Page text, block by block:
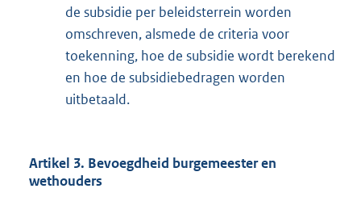
de subsidie per beleidsterrein worden
omschreven, alsmede de criteria voor
toekenning, hoe de subsidie wordt berekend
en hoe de subsidiebedragen worden
uitbetaald.
Artikel 3. Bevoegdheid burgemeester en
wethouders